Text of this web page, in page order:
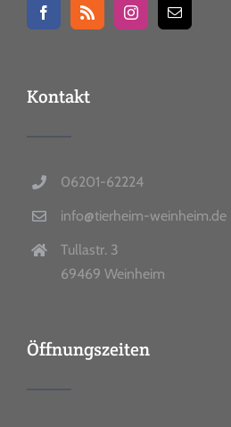
Kontakt
06201-62224
info@tierheim-weinheim.de
Tullastr. 3
69469 Weinheim
Öffnungszeiten